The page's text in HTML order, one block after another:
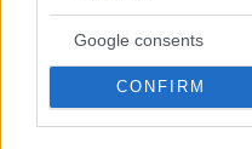
Google consents
CONFIRM